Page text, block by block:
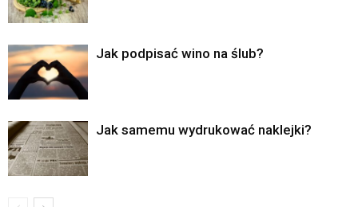
Jak podpisać wino na ślub?
Jak samemu wydrukować naklejki?